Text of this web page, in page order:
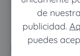
de
publicidad.
puedes
Descubre